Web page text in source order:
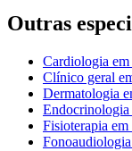
Outras
Cardiologia em
Clínico geral
Dermatologia
Endocrinologia
Fisioterapia em
Fonoaudiologia